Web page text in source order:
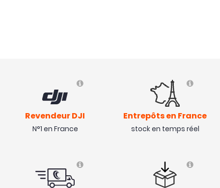
Avis collecté par Trustpilot
Avis collecté par Trustpilot
Revendeur DJI
N°1 en France
Entrepôts en France
stock en temps réel